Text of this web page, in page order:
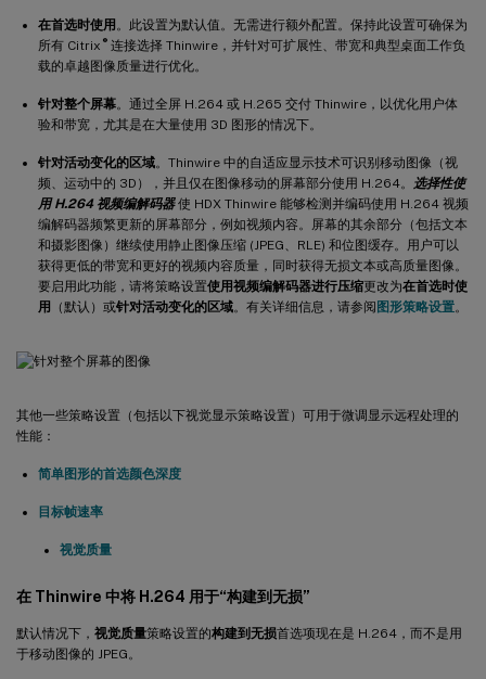
在首选时使用 。此设置为默认值。无需进行额外配置。保持此设置可确保为
所有 Citrix ®连接选择 Thinwire，并针对可扩展性、带宽和典型桌面工作负
载的卓越图像质量进行优化。
针对整个屏幕。通过全屏 H.264 或 H.265 交付 Thinwire，以优化用户体
验和带宽，尤其是在大量使用 3D 图形的情况下。
针对活动变化的区域。Thinwire 中的自适应显示技术可识别移动图像（视
频、运动中的 3D），并且仅在图像移动的屏幕部分使用 H.264。 选择性使
用 H.264 视频编解码器使 HDX Thinwire 能够检测并编码使用 H.264 视频
编解码器频繁更新的屏幕部分，例如视频内容。屏幕的其余部分（包括文本
和摄影图像）继续使用静止图像压缩 (JPEG、RLE) 和位图缓存。用户可以
获得更低的带宽和更好的视频内容质量，同时获得无损文本或高质量图像。
要启用此功能，请将策略设置使用视频编解码器进行压缩更改为在首选时使
用 （默认）或针对活动变化的区域。有关详细信息，请参阅 图形策略设置。
其他一些策略设置（包括以下视觉显示策略设置）可用于微调显示远程处理的
性能：
简单图形的首选颜色深度
目标帧速率
视觉质量
在 Thinwire 中将 H.264 用于“构建到无损”
默认情况下， 视觉质量策略设置的构建到无损首选项现在是 H.264，而不是用
于移动图像的 JPEG。